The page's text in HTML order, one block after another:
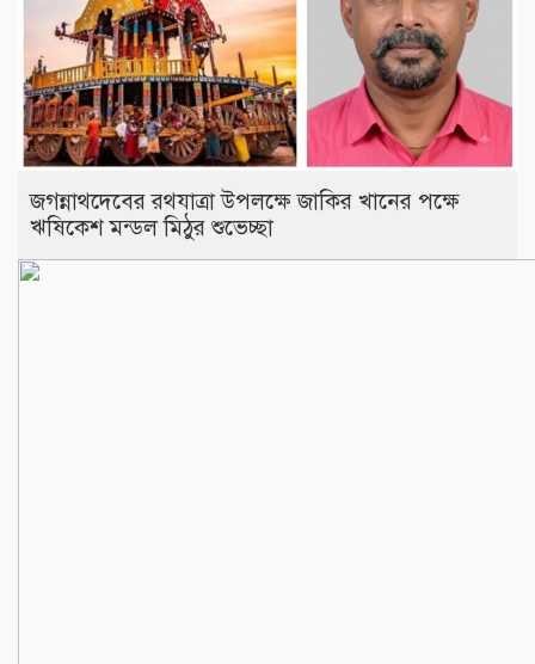
জগন্নাথদেবের রথযাত্রা উপলক্ষে জাকির খানের পক্ষে
ঋষিকেশ মন্ডল মিঠুর শুভেচ্ছা